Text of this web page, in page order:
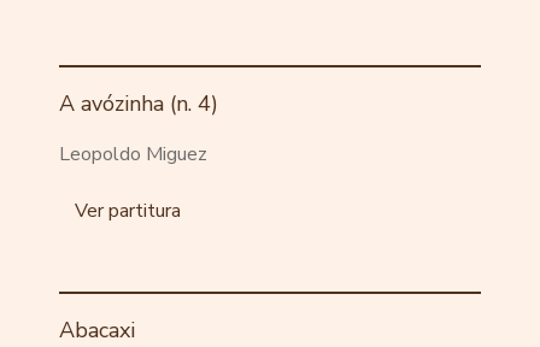
A avózinha (n. 4)
Leopoldo Miguez
Ver partitura
Abacaxi